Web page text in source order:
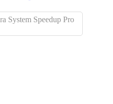
System Speedup Pro